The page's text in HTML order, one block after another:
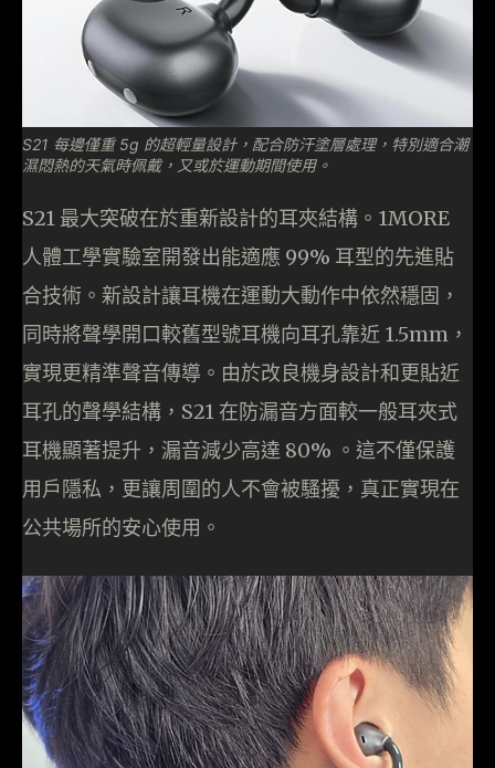
S21 每邊僅重 5g 的超輕量設計，配合防汗塗層處理，特別適合潮
濕悶熱的天氣時佩戴，又或於運動期間使用。
S21 最大突破在於重新設計的耳夾結構。1MORE
人體工學實驗室開發出能適應 99% 耳型的先進貼
合技術。新設計讓耳機在運動大動作中依然穩固，
同時將聲學開口較舊型號耳機向耳孔靠近 1.5mm，
實現更精準聲音傳導。由於改良機身設計和更貼近
耳孔的聲學結構，S21 在防漏音方面較一般耳夾式
耳機顯著提升，漏音減少高達 80% 。這不僅保護
用戶隱私，更讓周圍的人不會被騷擾，真正實現在
公共場所的安心使用。